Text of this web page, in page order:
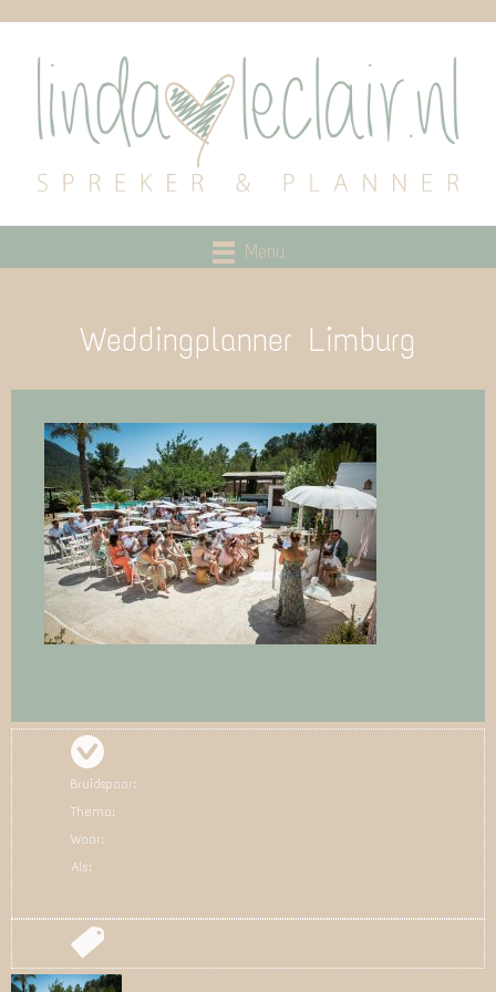
Menu
Weddingplanner Limburg
Bruidspaar:
Thema:
Waar:
Als: